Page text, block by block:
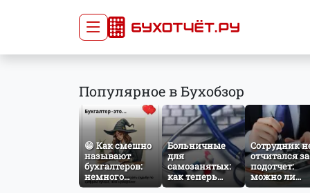
Главная
Сдать отчёт
Тарифы
Оплата
Популярное в Бухобзор
😁 Как смешно
называют
бухгалтеров:
немного
профессионального
Больничные
для
самозанятых:
как теперь
работает
Сотрудник
отчитался за
подотчет:
можно ли
удержать